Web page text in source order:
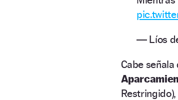
— Líos
Cabe señala